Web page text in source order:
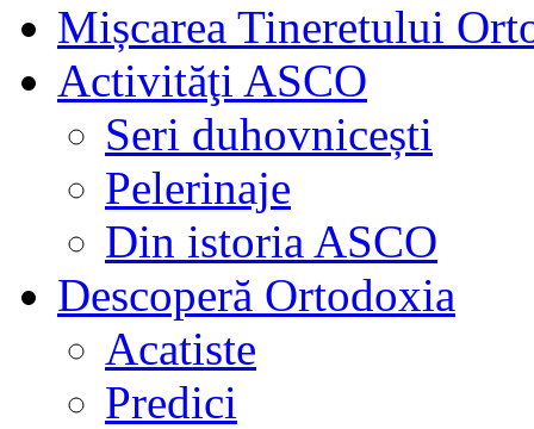
Mișcarea Tineretului
Activităţi ASCO
Seri duhovnicești
Pelerinaje
Din istoria ASCO
Descoperă Ortodoxia
Acatiste
Predici